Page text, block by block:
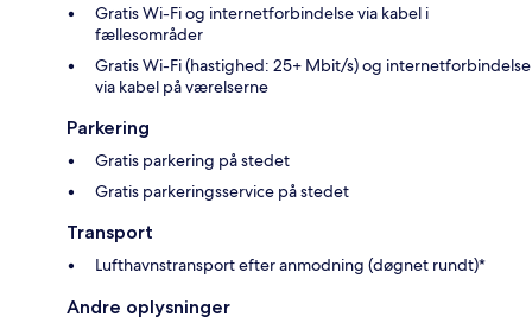
Gratis Wi-Fi og internetforbindelse via kabel i
fællesområder
Gratis Wi-Fi (hastighed: 25+ Mbit/s) og internetforbindelse
via kabel på værelserne
Parkering
Gratis parkering på stedet
Gratis parkeringsservice på stedet
Transport
Lufthavnstransport efter anmodning (døgnet rundt)*
Andre oplysninger